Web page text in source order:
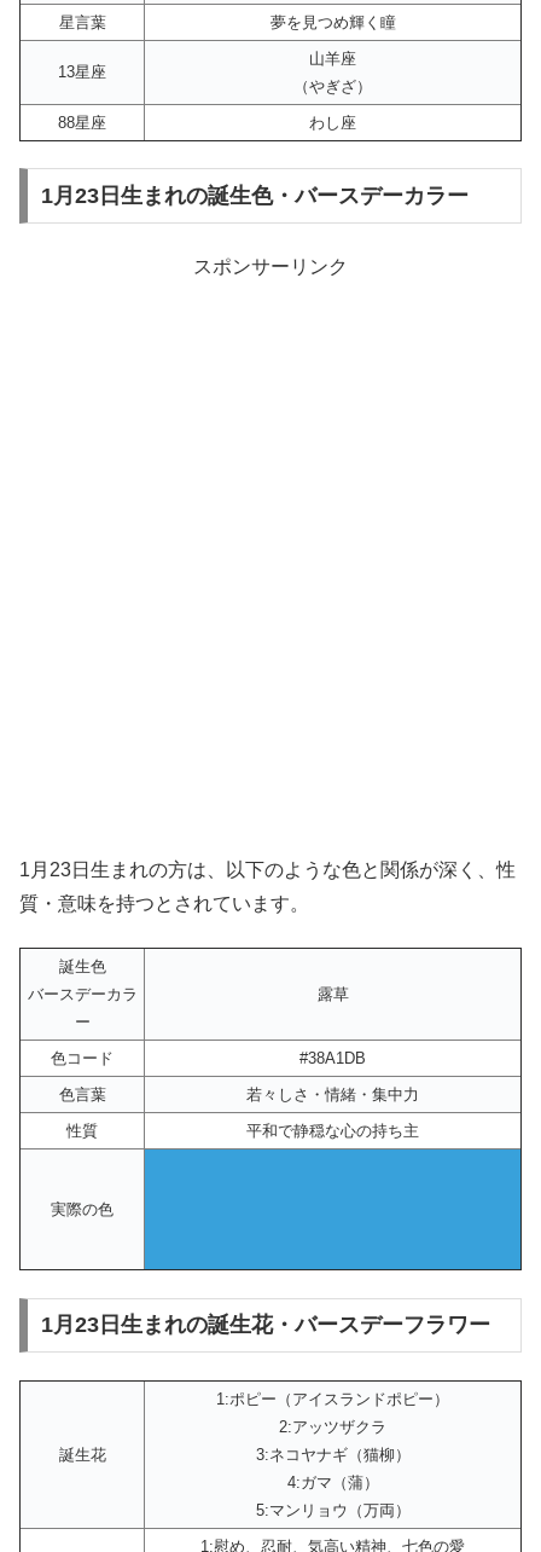
星言葉
夢を見つめ輝く瞳
13星座
山羊座
（やぎざ）
88星座
わし座
1月23日生まれの誕生色・バースデーカラー
スポンサーリンク
1月23日生まれの方は、以下のような色と関係が深く、性
質・意味を持つとされています。
誕生色
バースデーカラ
ー
露草
色コード
#38A1DB
色言葉
若々しさ・情緒・集中力
性質
平和で静穏な心の持ち主
実際の色
1月23日生まれの誕生花・バースデーフラワー
誕生花
1:ポピー（アイスランドポピー）
2:アッツザクラ
3:ネコヤナギ（猫柳）
4:ガマ（蒲）
5:マンリョウ（万両）
1:慰め、忍耐、気高い精神、七色の愛